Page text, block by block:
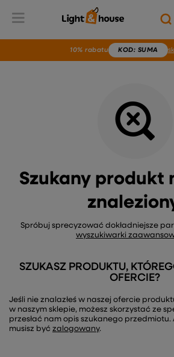
10% rabatu KOD: SUMA
Home Brak produktu
Szukany produkt
Spróbuj sprecyzować dokładniejsze
wyszukiwarki
SZUKASZ PRODUKTU,
OFERCIE?
Jeśli nie znalazłeś w naszej ofercie
w naszym sklepie, możesz skorzystać ze
przesłać nam opis szukanego
musisz być zalogowany.